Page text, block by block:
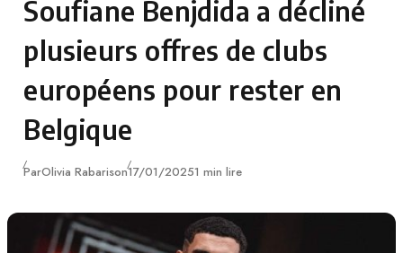
Soufiane Benjdida a décliné
plusieurs offres de clubs
européens pour rester en
Belgique
ParOlivia RabarisonPublié
17/01/20251 min lire